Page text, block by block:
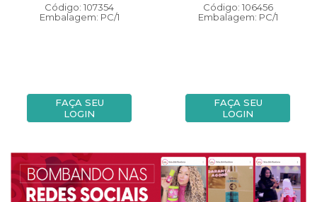
Código: 107354
Embalagem: PC/1
FAÇA SEU
LOGIN
Código: 106456
Embalagem: PC/1
FAÇA SEU
LOGIN